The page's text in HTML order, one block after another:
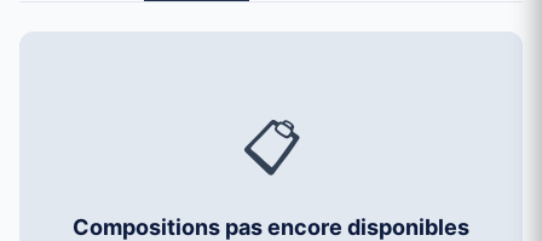
📋
Compositions pas encore disponibles